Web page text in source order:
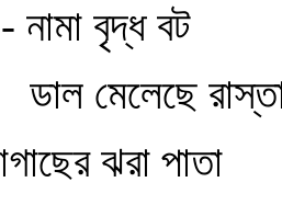
বৃদ্ধ বট
রাস্তার ও
ঝরা পাতা